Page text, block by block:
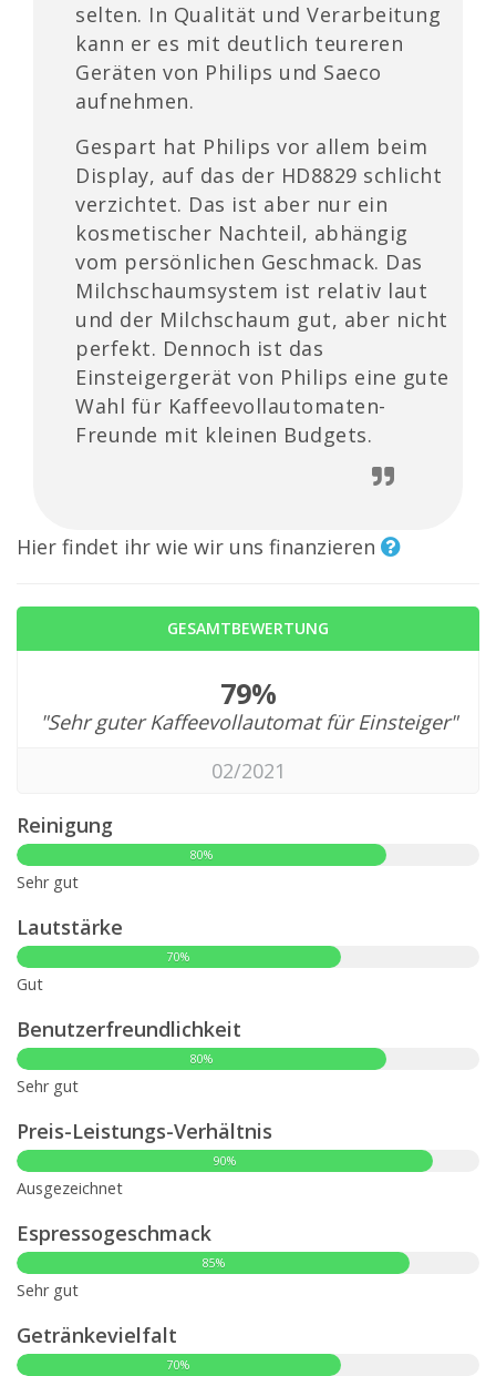
selten. In Qualität und Verarbeitung
kann er es mit deutlich teureren
Geräten von Philips und Saeco
aufnehmen.
Gespart hat Philips vor allem beim
Display, auf das der HD8829 schlicht
verzichtet. Das ist aber nur ein
kosmetischer Nachteil, abhängig
vom persönlichen Geschmack. Das
Milchschaumsystem ist relativ laut
und der Milchschaum gut, aber nicht
perfekt. Dennoch ist das
Einsteigergerät von Philips eine gute
Wahl für Kaffeevollautomaten-
Freunde mit kleinen Budgets.
Hier findet ihr wie wir uns finanzieren
GESAMTBEWERTUNG
79%
"Sehr guter Kaffeevollautomat für Einsteiger"
02/2021
Reinigung
80%
Sehr gut
Lautstärke
70%
Gut
Benutzerfreundlichkeit
80%
Sehr gut
Preis-Leistungs-Verhältnis
90%
Ausgezeichnet
Espressogeschmack
85%
Sehr gut
Getränkevielfalt
70%